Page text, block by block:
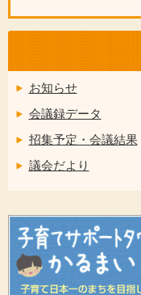
お知らせ
会議録データ
招集予定・会議結果
議会だより